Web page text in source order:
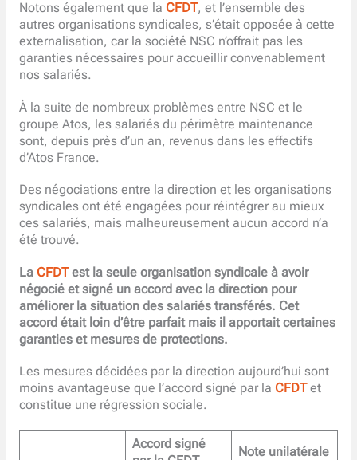
Notons également que la CFDT, et l’ensemble des
autres organisations syndicales, s’était opposée à cette
externalisation, car la société NSC n’offrait pas les
garanties nécessaires pour accueillir convenablement
nos salariés.
À la suite de nombreux problèmes entre NSC et le
groupe Atos, les salariés du périmètre maintenance
sont, depuis près d’un an, revenus dans les effectifs
d’Atos France.
Des négociations entre la direction et les organisations
syndicales ont été engagées pour réintégrer au mieux
ces salariés, mais malheureusement aucun accord n’a
été trouvé.
La CFDTest la seule organisation syndicale à avoir
négocié et signé un accord avec la direction pour
améliorer la situation des salariés transférés. Cet
accord était loin d’être parfait mais il apportait certaines
garanties et mesures de protections.
Les mesures décidées par la direction aujourd’hui sont
moins avantageuse que l’accord signé par la CFDTet
constitue une régression sociale.
Accord signé
Note unilatérale